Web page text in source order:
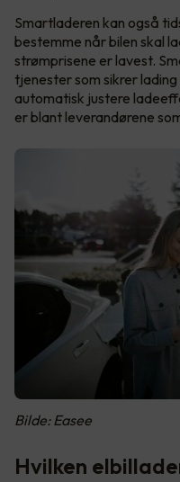
Smartladeren kan også
bestemme når bilen skal
strømprisene er lavest.
tjenester som sikrer
automatisk justere
er blant leverandørene
Bilde: Easee
Hvilken